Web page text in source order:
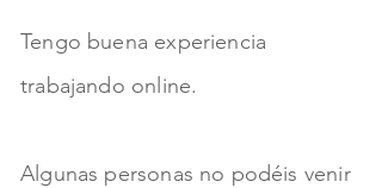
Tengo buena experiencia
trabajando online.
Algunas personas no podéis venir